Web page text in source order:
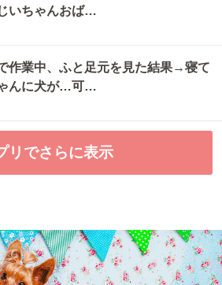
いちゃんおば…
作業中、ふと足元を見た結果→寝て
んに犬が…可…
リでさらに表示